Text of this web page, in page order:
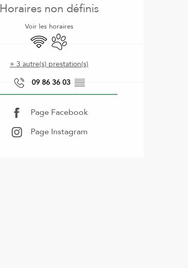
Horaires non définis
Voir les horaires
WiFi Animaux acceptés
+ 3 autre(s) prestation(s)
09 86 36 03 ▒▒
Page Facebook
Page Instagram